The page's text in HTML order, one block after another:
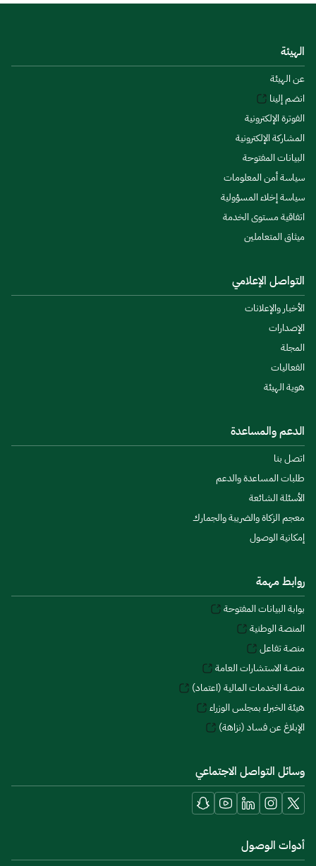
الهيئة
عن الهيئة
انضم إلينا
الفوترة الإلكترونية
المشاركة الإلكترونية
البيانات المفتوحة
سياسة أمن المعلومات
سياسة إخلاء المسؤولية
اتفاقية مستوى الخدمة
ميثاق المتعاملين
التواصل الإعلامي
الأخبار والإعلانات
الإصدارات
المجلة
الفعاليات
هوية الهيئة
الدعم والمساعدة
اتصل بنا
طلبات المساعدة والدعم
الأسئلة الشائعة
معجم الزكاة والضريبة والجمارك
إمكانية الوصول
روابط مهمة
بوابة البيانات المفتوحة
المنصة الوطنية
منصة تفاعل
منصة الاستشارات العامة
منصة الخدمات المالية (اعتماد)
هيئة الخبراء بمجلس الوزراء
الإبلاغ عن فساد (نزاهة)
وسائل التواصل الاجتماعي
أدوات الوصول